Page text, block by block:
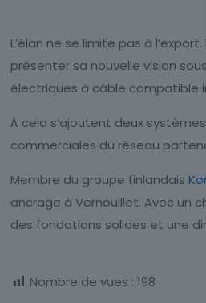
L’élan ne se limite pas à
présenter sa nouvelle vision
électriques à câble compatible
À cela s’ajoutent deux
commerciales du réseau
Membre du groupe finlandais
ancrage à Vernouillet. Avec un
des fondations solides et une
Nombre de vues : 198